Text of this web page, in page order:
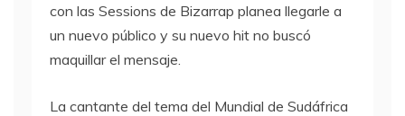
con las Sessions de Bizarrap planea llegarle a
un nuevo público y su nuevo hit no buscó
maquillar el mensaje.
La cantante del tema del Mundial de Sudáfrica